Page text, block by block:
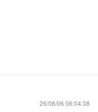
26/08/06 06:04:38